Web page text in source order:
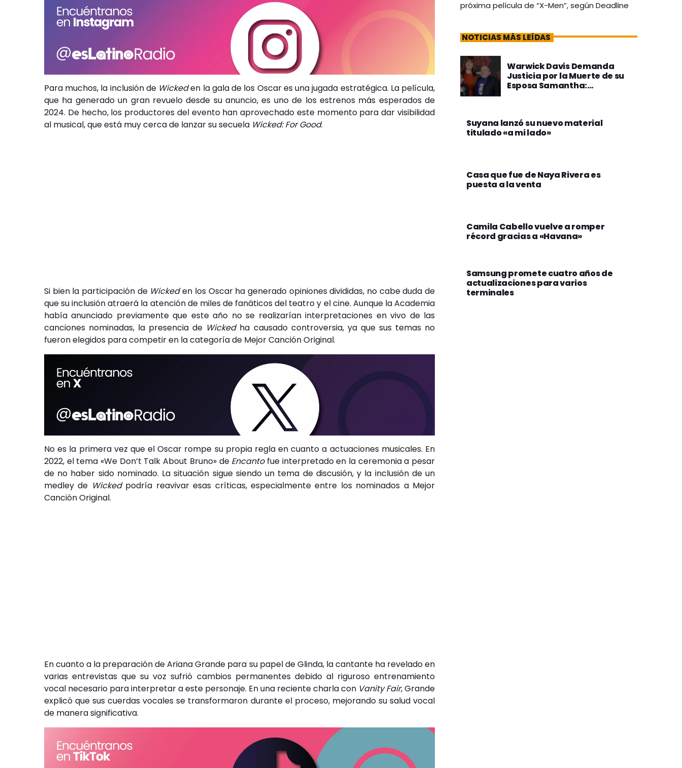
Para muchos, la inclusión de Wickeden la gala de los Oscar es una jugada estratégica. La película,
que ha generado un gran revuelo desde su anuncio, es uno de los estrenos más esperados de
2024. De hecho, los productores del evento han aprovechado este momento para dar visibilidad
al musical, que está muy cerca de lanzar su secuela Wicked: For Good.
Si bien la participación de Wickeden los Oscar ha generado opiniones divididas, no cabe duda de
que su inclusión atraerá la atención de miles de fanáticos del teatro y el cine. Aunque la Academia
había anunciado previamente que este año no se realizarían interpretaciones en vivo de las
canciones nominadas, la presencia de Wickedha causado controversia, ya que sus temas no
fueron elegidos para competir en la categoría de Mejor Canción Original.
No es la primera vez que el Oscar rompe su propia regla en cuanto a actuaciones musicales. En
2022, el tema «We Don’t Talk About Bruno» de Encantofue interpretado en la ceremonia a pesar
de no haber sido nominado. La situación sigue siendo un tema de discusión, y la inclusión de un
medley de Wickedpodría reavivar esas críticas, especialmente entre los nominados a Mejor
Canción Original.
En cuanto a la preparación de Ariana Grande para su papel de Glinda, la cantante ha revelado en
varias entrevistas que su voz sufrió cambios permanentes debido al riguroso entrenamiento
vocal necesario para interpretar a este personaje. En una reciente charla con Vanity Fair, Grande
explicó que sus cuerdas vocales se transformaron durante el proceso, mejorando su salud vocal
de manera significativa.
próxima película de “X-Men”, según Deadline
NOTICIAS MÁS LEÍDAS
Warwick Davis Demanda
Justicia por la Muerte de su
Esposa Samantha:
Suyana lanzó su nuevo material
titulado «a mi lado»
Casa que fue de Naya Rivera es
puesta a la venta
Camila Cabello vuelve a romper
récord gracias a «Havana»
Samsung promete cuatro años de
actualizaciones para varios
terminales